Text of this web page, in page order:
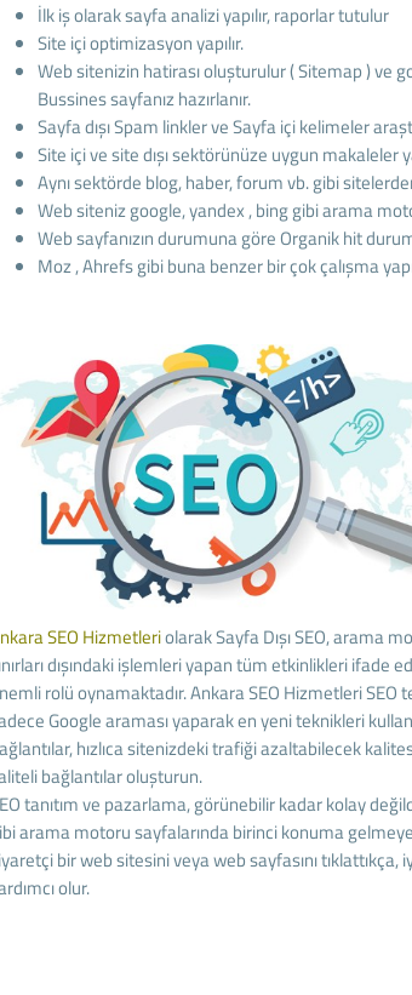
İlk iş olarak sayfa analizi yapılır, raporlar tutulur
Site içi optimizasyon yapılır.
Web sitenizin hatirası oluşturulur ( Sitemap ) ve
Bussines sayfanız hazırlanır.
Sayfa dışı Spam linkler ve Sayfa içi kelimeler
Site içi ve site dışı sektörünüze uygun makaleler
Aynı sektörde blog, haber, forum vb. gibi sitelerden
Web siteniz google, yandex , bing gibi arama
Web sayfanızın durumuna göre Organik hit
Moz , Ahrefs gibi buna benzer bir çok çalışma
SEO Hizmetleriolarak Sayfa Dışı SEO, arama
dışındaki işlemleri yapan tüm etkinlikleri
rolü oynamaktadır. Ankara SEO Hizmetleri
Google araması yaparak en yeni teknikleri
hızlıca sitenizdeki trafiği azaltabilecek
bağlantılar oluşturun.
tanıtım ve pazarlama, görünebilir kadar kolay
arama motoru sayfalarında birinci konuma
bir web sitesini veya web sayfasını tıklattıkça,
olur.